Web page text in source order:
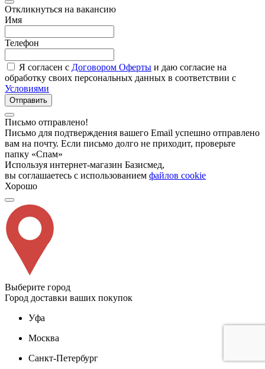
Откликнуться на вакансию
Имя
Телефон
Я согласен с Договором Оферты и даю согласие на
обработку своих персональных данных в соответствии с
Условиями
Отправить
Письмо отправлено!
Письмо для подтверждения вашего Email успешно отправлено
вам на почту. Если письмо долго не приходит, проверьте
папку «Спам»
Используя интернет-магазин Базисмед,
вы соглашаетесь с использованием файлов cookie
Хорошо
Выберите город
Город доставки ваших покупок
Уфа
Москва
Санкт-Петербург